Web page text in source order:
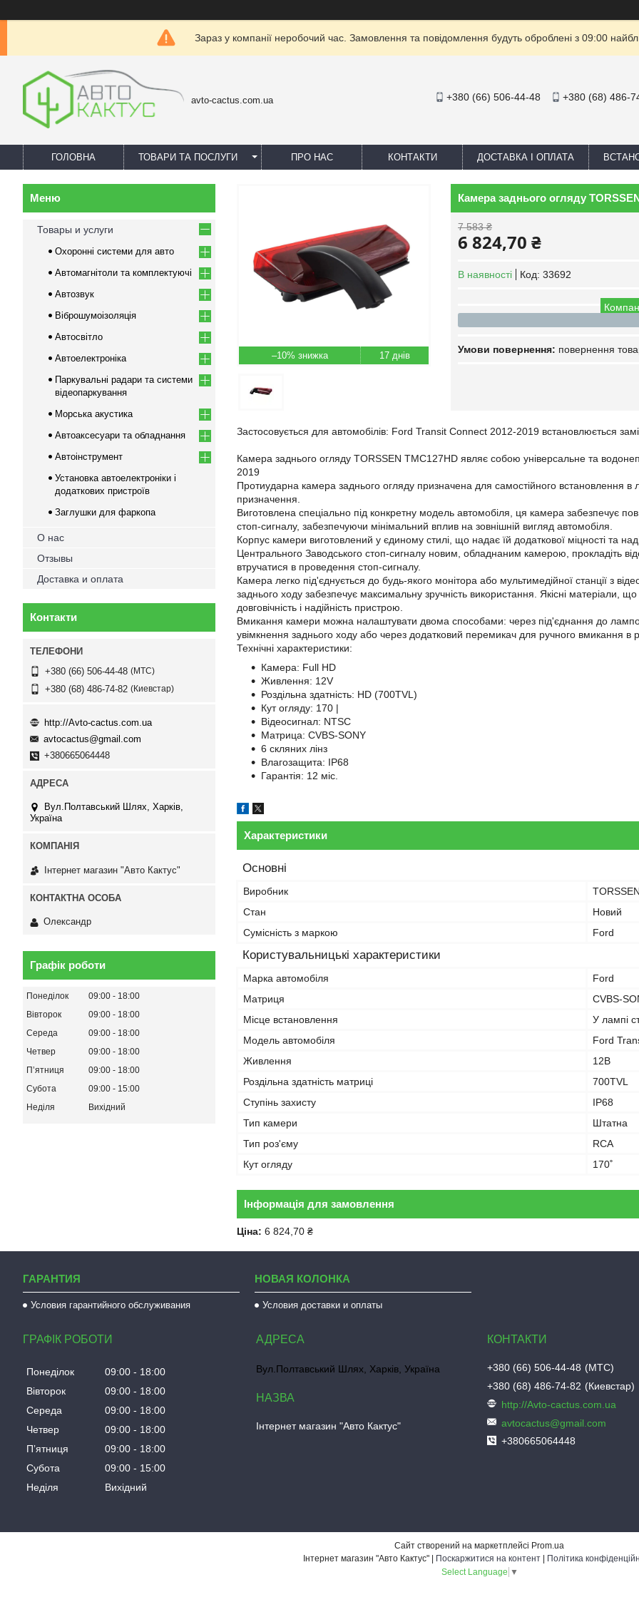
Зараз у компанії неробочий час. Замовлення та повідомлення будуть оброблені з 09:00
avto-cactus.com.ua +380 (66) 506-44-48 +380 (68) 486-
ГОЛОВНА ТОВАРИ ТА ПОСЛУГИ ПРО НАС КОНТАКТИ ДОСТАВКА І ОПЛАТА
–10% 17 днів
Камера заднього огляду
7 583 ₴
6 824,70 ₴
В наявності Код: 33692
повернення
Застосовується для автомобілів: Ford Transit Connect 2012-2019 встановлюється
Камера заднього огляду TORSSEN TMC127HD являє собою універсальне та
2019
Протиударна камера заднього огляду призначена для самостійного встановлення в
призначення.
Виготовлена спеціально під конкретну модель автомобіля, ця камера забезпечує
стоп-сигналу, забезпечуючи мінімальний вплив на зовнішній вигляд автомобіля.
Корпус камери виготовлений у єдиному стилі, що надає їй додаткової міцності та
Центрального Заводського стоп-сигналу новим, обладнаним камерою, прокладіть
втручатися в проведення стоп-сигналу.
Камера легко під'єднується до будь-якого монітора або мультимедійної станції з
заднього ходу забезпечує максимальну зручність використання. Якісні матеріали,
довговічність і надійність пристрою.
Вмикання камери можна налаштувати двома способами: через під'єднання до
увімкнення заднього ходу або через додатковий перемикач для ручного вмикання в
Технічні характеристики:
Камера: Full HD
Живлення: 12V
Роздільна здатність: HD (700TVL)
Кут огляду: 170 |
Відеосигнал: NTSC
Матрица: CVBS-SONY
6 скляних лінз
Влагозащита: IP68
Гарантія: 12 міс.
Характеристики
Основні
Виробник
Стан
Новий
Сумісність з маркою
Ford
Користувальницькі характеристики
Марка автомобіля
Ford
Матриця
CVBS-
Місце встановлення
У лампі
Модель автомобіля
Ford
Живлення
12В
Роздільна здатність матриці
700TVL
Ступінь захисту
IP68
Тип камери
Штатна
Тип роз'єму
RCA
Кут огляду
170˚
Інформація для замовлення
Ціна: 6 824,70 ₴
Товары и услуги
Охоронні системи для авто
Автомагнітоли та комплектуючі
Автозвук
Віброшумоізоляція
Автосвітло
Автоелектроніка
Паркувальні радари та системи
відеопаркування
Морська акустика
Автоаксесуари та обладнання
Автоінструмент
Установка автоелектроніки і
додаткових пристроїв
Заглушки для фаркопа
О нас
Отзывы
Доставка и оплата
Контакти
+380 (66) 506-44-48 МТС
+380 (68) 486-74-82 Киевстар
http://Avto-cactus.com.ua
avtocactus@gmail.com
+380665064448
Вул.Полтавський Шлях, Харків,
Україна
Інтернет магазин "Авто Кактус"
Олександр
Графік роботи
Понеділок 09:00
18:00
Вівторок
09:00
18:00
Середа
09:00
18:00
Четвер
09:00
18:00
Пʼятниця
09:00
18:00
Субота
09:00
15:00
Неділя
Вихідний
ГАРАНТИЯ
Условия гарантийного обслуживания
НОВАЯ КОЛОНКА
Условия доставки и оплаты
ГРАФІК РОБОТИ
Понеділок 09:00
18:00
Вівторок
09:00
18:00
Середа
09:00
18:00
Четвер
09:00
18:00
Пʼятниця
09:00
18:00
Субота
09:00
15:00
Неділя
Вихідний
Вул.Полтавський Шлях, Харків, Україна
Інтернет магазин "Авто Кактус"
+380 (66) 506-44-48
МТС
+380 (68) 486-74-82
Киевстар
http://Avto-cactus.com.ua
avtocactus@gmail.com
+380665064448
Сайт створений на маркетплейсі Prom.ua
Поскаржитися на контент
Політика
Select Language ▼